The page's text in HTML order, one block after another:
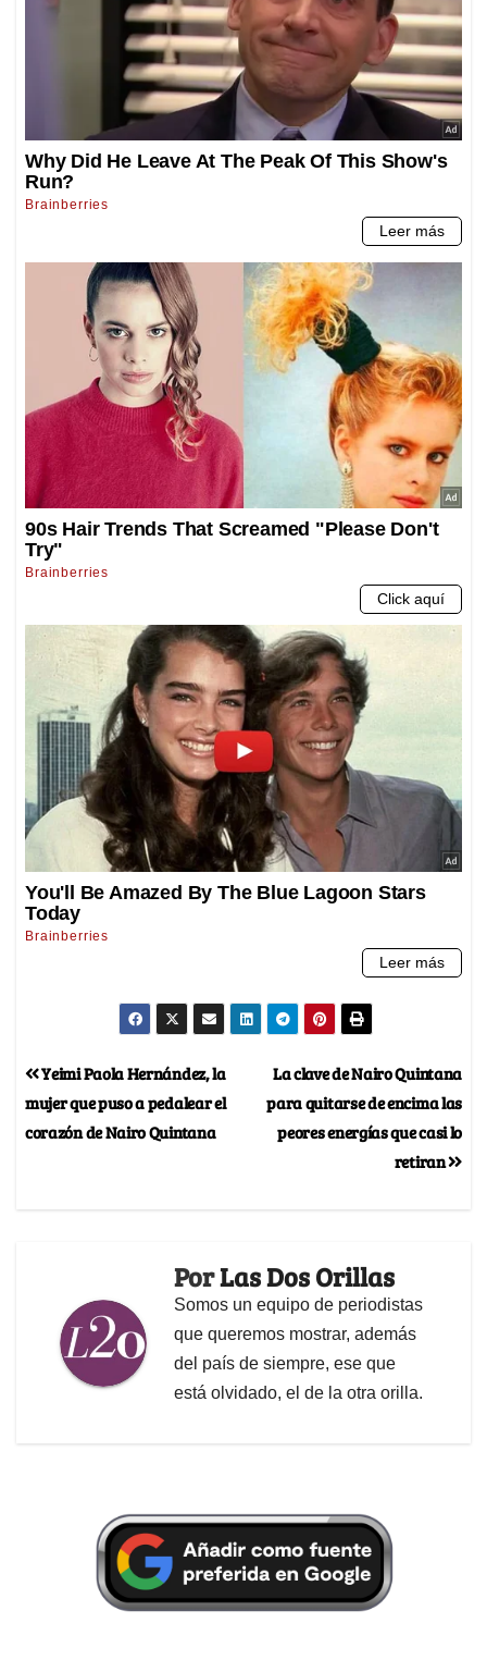
La clave de Nairo Quintana
para quitarse de encima las
peores energías que casi lo
retiran
Yeimi Paola Hernández, la
mujer que puso a pedalear el
corazón de Nairo Quintana
PorLas Dos Orillas
Somos un equipo de periodistas
que queremos mostrar, además
del país de siempre, ese que
está olvidado, el de la otra orilla.